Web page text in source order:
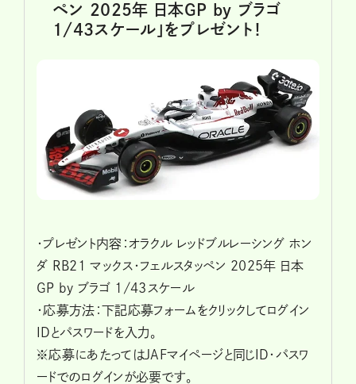
ペン 2025年 日本GP by ブラゴ
1/43スケール」をプレゼント！
・プレゼント内容：オラクル レッドブルレーシング ホン
ダ RB21 マックス・フェルスタッペン 2025年 日本
GP by ブラゴ 1/43スケール
・応募方法：下記応募フォームをクリックしてログイン
IDとパスワードを入力。
※応募にあたってはJAFマイページと同じID・パスワ
ードでのログインが必要です。